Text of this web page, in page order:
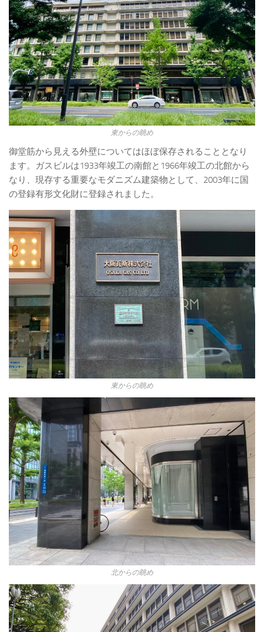
東からの眺め
御堂筋から見える外壁についてはほぼ保存されることとなり
ます。ガスビルは1933年竣工の南館と1966年竣工の北館から
なり、現存する重要なモダニズム建築物として、2003年に国
の登録有形文化財に登録されました。
東からの眺め
北からの眺め